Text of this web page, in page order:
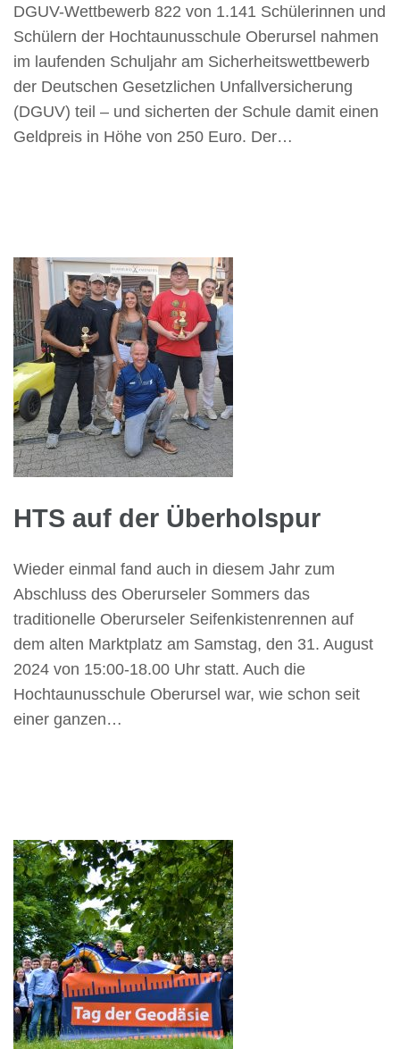
DGUV-Wettbewerb 822 von 1.141 Schülerinnen und
Schülern der Hochtaunusschule Oberursel nahmen
im laufenden Schuljahr am Sicherheitswettbewerb
der Deutschen Gesetzlichen Unfallversicherung
(DGUV) teil – und sicherten der Schule damit einen
Geldpreis in Höhe von 250 Euro. Der…
HTS auf der Überholspur
Wieder einmal fand auch in diesem Jahr zum
Abschluss des Oberurseler Sommers das
traditionelle Oberurseler Seifenkistenrennen auf
dem alten Marktplatz am Samstag, den 31. August
2024 von 15:00-18.00 Uhr statt. Auch die
Hochtaunusschule Oberursel war, wie schon seit
einer ganzen…